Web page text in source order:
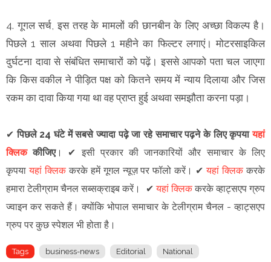
4. गूगल सर्च, इस तरह के मामलों की छानबीन के लिए अच्छा विकल्प है।
पिछले 1 साल अथवा पिछले 1 महीने का फिल्टर लगाएं। मोटरसाइकिल
दुर्घटना दावा से संबंधित समाचारों को पढ़ें। इससे आपको पता चल जाएगा
कि किस वकील ने पीड़ित पक्ष को कितने समय में न्याय दिलाया और जिस
रकम का दावा किया गया था वह प्राप्त हुई अथवा समझौता करना पड़ा।
✔पिछले 24 घंटे में सबसे ज्यादा पढ़े जा रहे समाचार पढ़ने के लिए कृपयायहां
क्लिककीजिए। ✔ इसी प्रकार की जानकारियों और समाचार के लिए
कृपयायहां क्लिककरके हमें गूगल न्यूज़ पर फॉलो करें । ✔यहां क्लिककरके
हमारा टेलीग्राम चैनल सब्सक्राइब करें।
✔यहां क्लिककरके व्हाट्सएप ग्रुप
ज्वाइन कर सकते हैं। क्योंकि भोपाल समाचार के टेलीग्राम चैनल - व्हाट्सएप
ग्रुप पर कुछ स्पेशल भी होता है।
Tags business-news Editorial National